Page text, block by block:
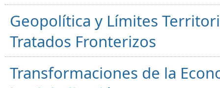
Geopolítica y Límites
Tratados Fronterizos
Transformaciones de la